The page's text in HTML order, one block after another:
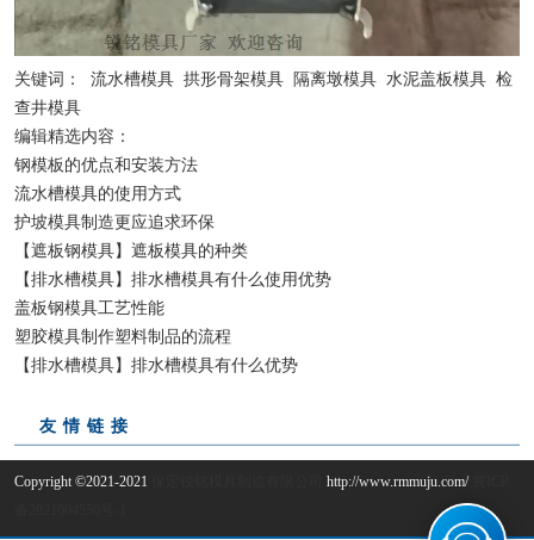
关键词： 流水槽模具 拱形骨架模具 隔离墩模具 水泥盖板模具 检
查井模具
编辑精选内容：
钢模板的优点和安装方法
流水槽模具的使用方式
护坡模具制造更应追求环保
【遮板钢模具】遮板模具的种类
【排水槽模具】排水槽模具有什么使用优势
盖板钢模具工艺性能
塑胶模具制作塑料制品的流程
【排水槽模具】排水槽模具有什么优势
友情链接
Copyright ©2021-2021 http://www.rmmuju.com/